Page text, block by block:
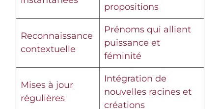
propositions
Reconnaissance
contextuelle
Prénoms qui allient
puissance et
féminité
Mises à jour
régulières
Intégration de
nouvelles racines et
créations